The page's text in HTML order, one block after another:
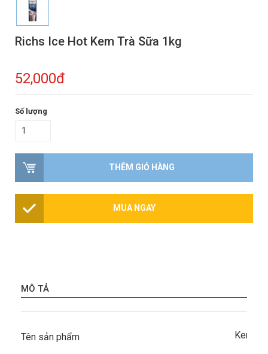
Richs Ice Hot Kem Trà Sữa 1kg
52,000đ
Số lượng
THÊM GIỎ HÀNG
MUA NGAY
MÔ TẢ
Tên sản phẩm Kem